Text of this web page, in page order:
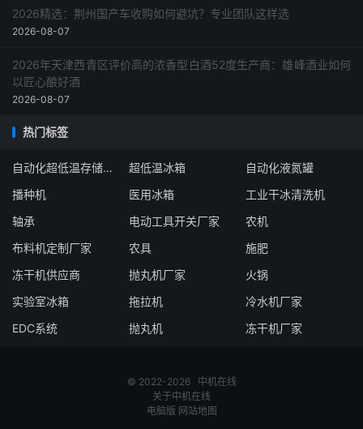
2026精选：荆州国产车收购如何避坑？专业团队这样选
2026-08-07
2026年天津西青区评价高的浓香型白酒52度生产商：雄峰酒业如何
以匠心酿好酒
2026-08-07
热门标签
自动化超低温存储系统厂家 超低温冰箱
自动化液氮罐
播种机
医用冰箱
工业干冰清洗机
轴承
电动工具开关厂家
农机
布料机定制厂家
农具
施肥
冻干机供应商
抛丸机厂家
火锅
实验室冰箱
拖拉机
冷水机厂家
EDC系统
抛丸机 冻干机厂家
© 2022-2026 中机在线
关于中机在线
电脑版 网站地图